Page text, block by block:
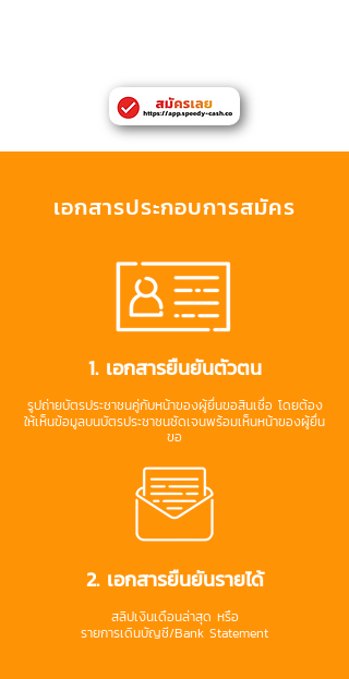
เอกสารประกอบการสมัคร
1. เอกสารยืนยันตัวตน
รูปถ่ายบัตรประชาชนคู่กับหน้าของผู้ยื่นขอสินเชื่อ โดยต้อง
ให้เห็นข้อมูลบนบัตรประชาชนชัดเจนพร้อมเห็นหน้าของผู้ยื่น
ขอ
2. เอกสารยืนยันรายได้
สลิปเงินเดือนล่าสุด หรือ
รายการเดินบัญชี/Bank Statement